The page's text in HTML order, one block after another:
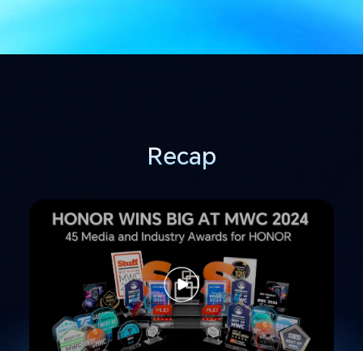
Recap